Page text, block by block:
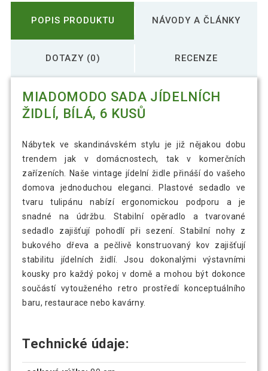
POPIS PRODUKTU NÁVODY A ČLÁNKY
DOTAZY (0) RECENZE
MIADOMODO SADA JÍDELNÍCH
ŽIDLÍ, BÍLÁ, 6 KUSŮ
Nábytek ve skandinávském stylu je již nějakou dobu
trendem jak v domácnostech, tak v komerčních
zařízeních. Naše vintage jídelní židle přináší do vašeho
domova jednoduchou eleganci. Plastové sedadlo ve
tvaru tulipánu nabízí ergonomickou podporu a je
snadné na údržbu. Stabilní opěradlo a tvarované
sedadlo zajišťují pohodlí při sezení. Stabilní nohy z
bukového dřeva a pečlivě konstruovaný kov zajišťují
stabilitu jídelních židlí. Jsou dokonalými výstavními
kousky pro každý pokoj v domě a mohou být dokonce
součástí vytouženého retro prostředí konceptuálního
baru, restaurace nebo kavárny.
Technické údaje: